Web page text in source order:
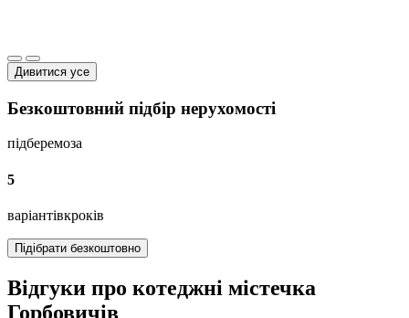
Дивитися усе
Безкоштовний підбір нерухомості
підберемоза
5
варіантівкроків
Підібрати безкоштовно
Відгуки про котеджні містечка
Горбовичів